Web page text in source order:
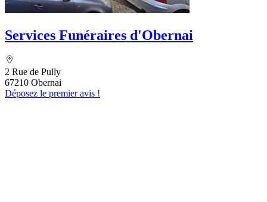
Services Funéraires d'Obernai
2 Rue de Pully
67210 Obernai
Déposez le premier avis !